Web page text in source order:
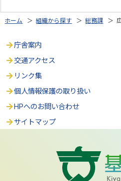
ホーム ＞組織から探す ＞総務課 ＞
庁舎案内
交通アクセス
リンク集
個人情報保護の取り扱い
HPへのお問い合わせ
サイトマップ